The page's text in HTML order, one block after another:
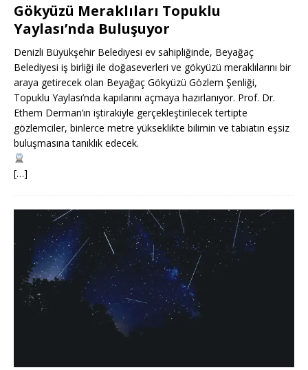
Gökyüzü Meraklıları Topuklu
Yaylası’nda Buluşuyor
Denizli Büyükşehir Belediyesi ev sahipliğinde, Beyağaç
Belediyesi iş birliği ile doğaseverleri ve gökyüzü meraklılarını bir
araya getirecek olan Beyağaç Gökyüzü Gözlem Şenliği,
Topuklu Yaylası’nda kapılarını açmaya hazırlanıyor. Prof. Dr.
Ethem Derman’ın iştirakiyle gerçekleştirilecek tertipte
gözlemciler, binlerce metre yükseklikte bilimin ve tabiatın eşsiz
buluşmasına tanıklık edecek.
[…]